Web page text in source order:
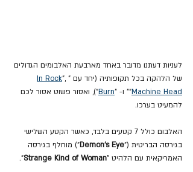
לעניות דעתנו מדובר באחד מארבעת האלבומים הגדולים
של הלהקה בכל תקופותיה (יחד עם "
In Rock",
"Machine Head " ו- "Burn"), ואסור פשוט אסור לכם
להמעיט בערכו.
האלבום כולל 7 קטעים בלבד, כאשר הקטע השלישי
בגירסה הבריטית ("Demon's Eye") מוחלף בגירסה
האמריקאית עם הלהיט "Strange Kind of Woman
".